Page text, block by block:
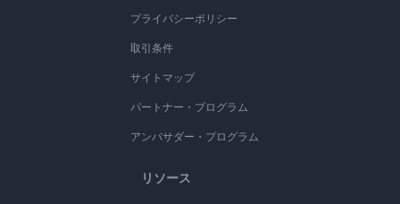
プライバシーポリシー
取引条件
サイトマップ
パートナー・プログラム
アンバサダー・プログラム
リソース